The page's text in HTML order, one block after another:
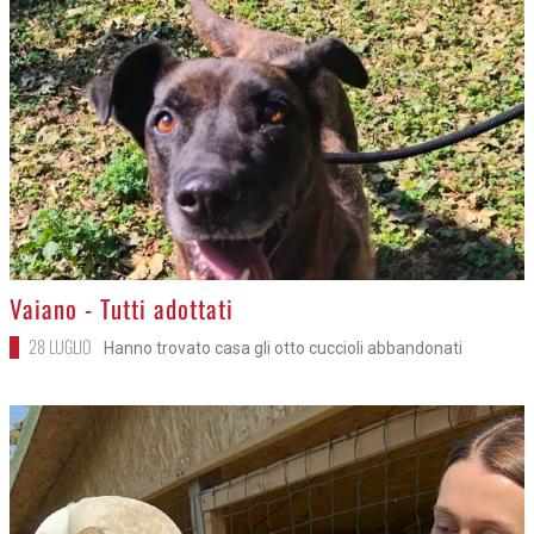
>
Vaiano - Tutti adottati
28 LUGLIO Hanno trovato casa gli otto cuccioli abbandonati